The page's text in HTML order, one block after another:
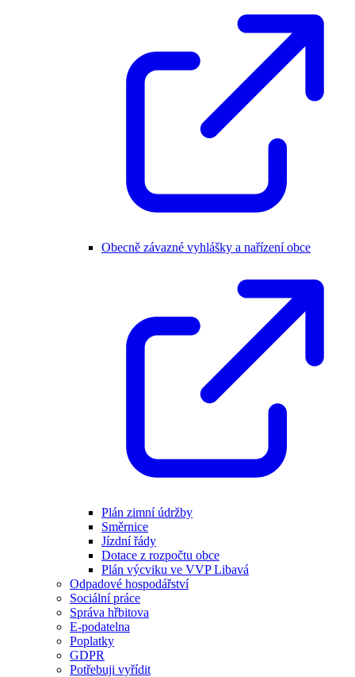
Obecně závazné vyhlášky a nařízení obce
Plán zimní údržby
Směrnice
Jízdní řády
Dotace z rozpočtu obce
Plán výcviku ve VVP Libavá
Odpadové hospodářství
Sociální práce
Správa hřbitova
E-podatelna
Poplatky
GDPR
Potřebuji vyřídit